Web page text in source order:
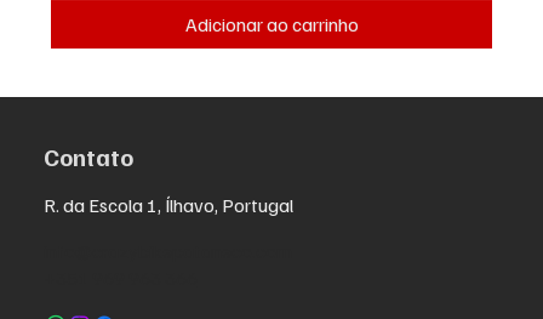
Adicionar ao carrinho
Contato
R. da Escola 1, Ílhavo, Portugal